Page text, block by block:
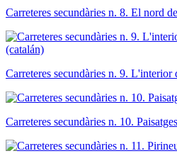
Carreteres secundàries n. 8. El nord
Carreteres secundàries n. 9. L'interior
Carreteres secundàries n. 10.